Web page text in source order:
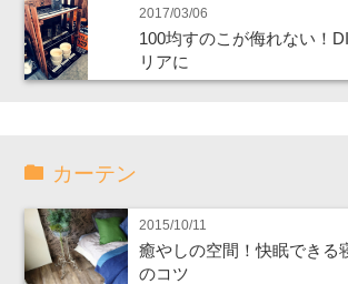
2017/03/06
100均すのこが侮れない！
リアに
カーテン
2015/10/11
癒やしの空間！快眠できる
のコツ